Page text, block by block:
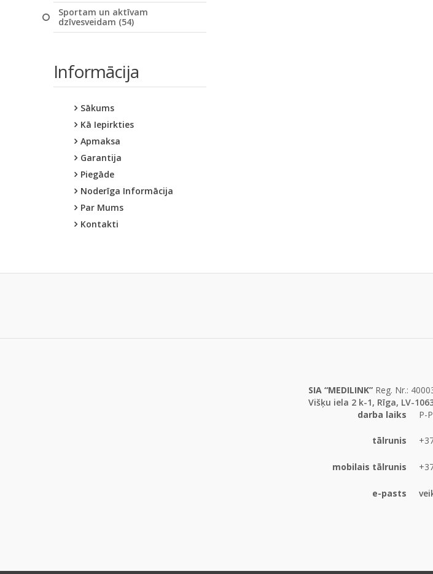
Sportam un aktīvam
dzīvesveidam (54)
Informācija
Sākums
Kā Iepirkties
Apmaksa
Garantija
Piegāde
Noderīga Informācija
Par Mums
Kontakti
SIA “MEDILINK” Reg. Nr.:
Višķu iela 2 k-1, Rīga, LV-
darba laiks
P-
tālrunis
mobilais tālrunis
e-pasts